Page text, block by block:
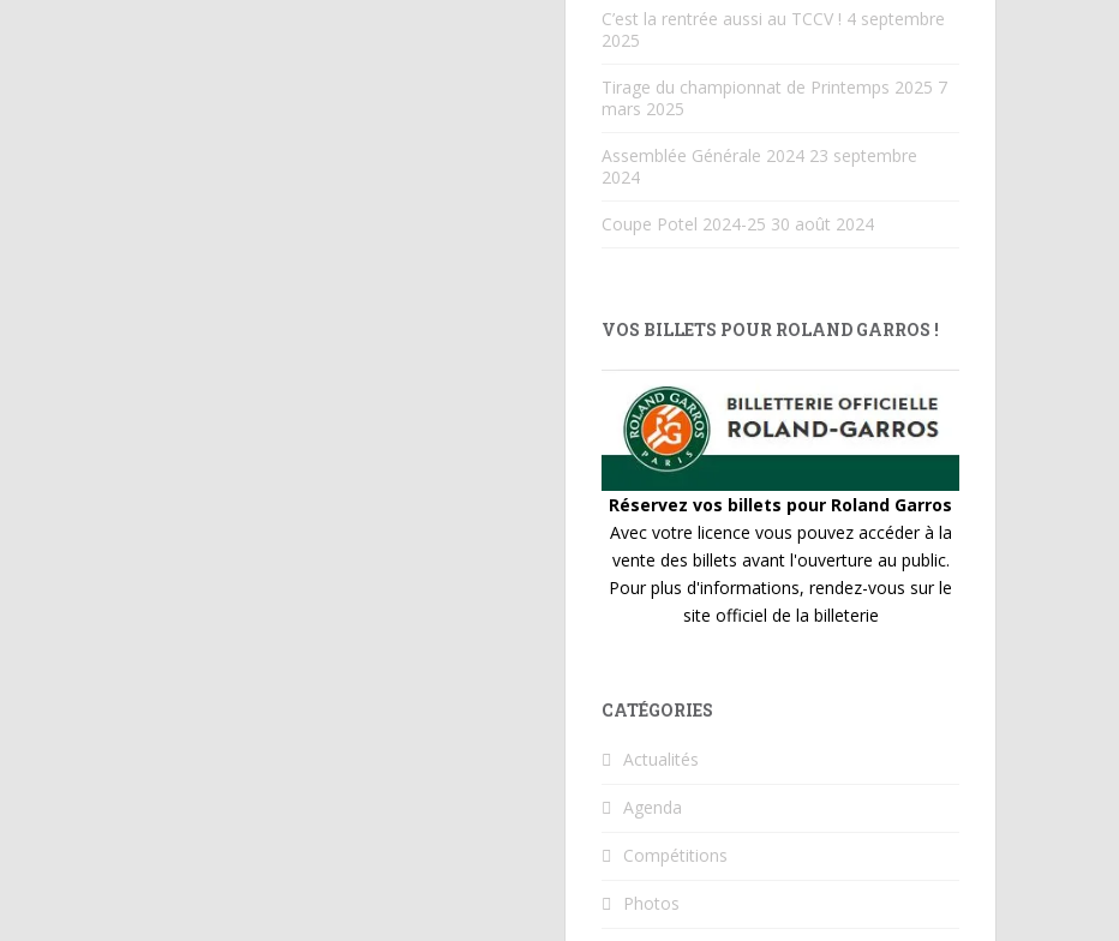
C’est la rentrée aussi au TCCV ! 4 septembre
2025
Tirage du championnat de Printemps 2025 7
mars 2025
Assemblée Générale 2024 23 septembre
2024
Coupe Potel 2024-25 30 août 2024
VOS BILLETS POUR ROLAND GARROS !
Réservez vos billets pour Roland Garros
Avec votre licence vous pouvez accéder à la
vente des billets avant l'ouverture au public.
Pour plus d'informations, rendez-vous sur le
site officiel de la billeterie
CATÉGORIES
Actualités
Agenda
Compétitions
Photos